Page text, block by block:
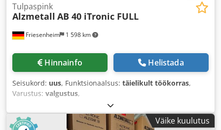
Friesenheim 1 598 km
Tulpaspink
Alzmetall AB 40 iTronic FULL
Hinnainfo Helistada
Seisukord: uus, Funktsionaalsus: täielikult töökorras,
Varustus: valgustus,
Väike kuulutus